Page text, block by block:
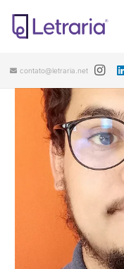
contato@letraria.net